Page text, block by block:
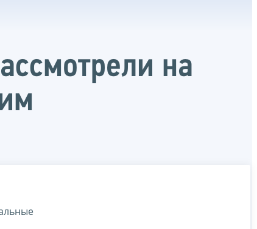
на